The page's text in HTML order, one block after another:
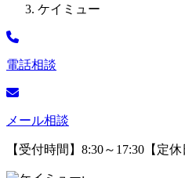
ケイミュー
電話相談
メール相談
【受付時間】8:30～17:30【定